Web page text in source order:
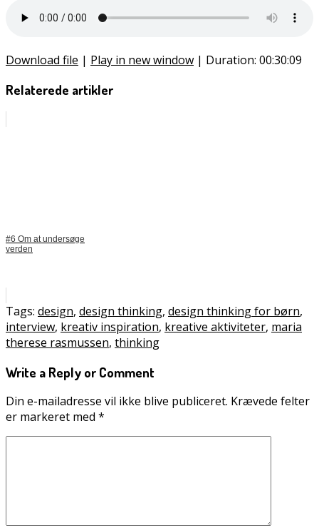
Download file | Play in new window | Duration: 00:30:09
Relaterede artikler
#6 Om at undersøge
verden
Tags: design, design thinking, design thinking for børn,
interview, kreativ inspiration, kreative aktiviteter, maria
therese rasmussen, thinking
Write a Reply or Comment
Din e-mailadresse vil ikke blive publiceret. Krævede felter
er markeret med *